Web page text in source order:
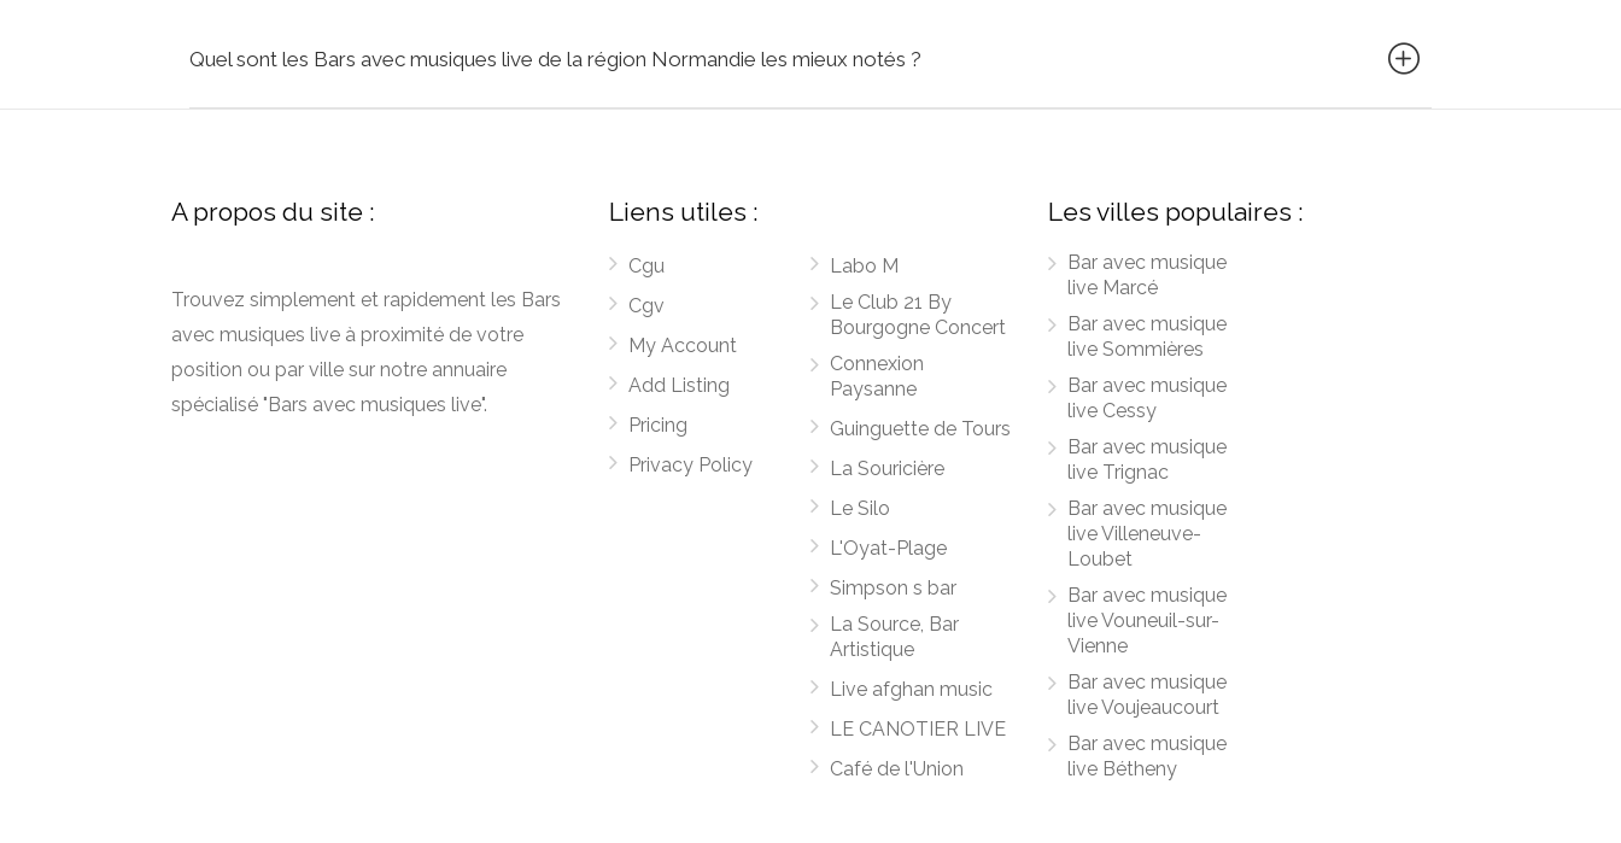
Quel sont les Bars avec musiques live de la région Normandie les mieux notés ?
A propos du site :
Trouvez simplement et rapidement les Bars
avec musiques live à proximité de votre
position ou par ville sur notre annuaire
spécialisé "Bars avec musiques live".
Liens utiles :
Cgu
Cgv
My Account
Add Listing
Pricing
Privacy Policy
Labo M
Le Club 21 By
Bourgogne Concert
Connexion
Paysanne
Guinguette de Tours
La Souricière
Le Silo
L'Oyat-Plage
Simpson s bar
La Source, Bar
Artistique
Live afghan music
LE CANOTIER LIVE
Café de l'Union
Les villes populaires :
Bar avec musique
live Marcé
Bar avec musique
live Sommières
Bar avec musique
live Cessy
Bar avec musique
live Trignac
Bar avec musique
live Villeneuve-
Loubet
Bar avec musique
live Vouneuil-sur-
Vienne
Bar avec musique
live Voujeaucourt
Bar avec musique
live Bétheny